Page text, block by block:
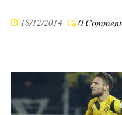
18/12/2014 0 Comment